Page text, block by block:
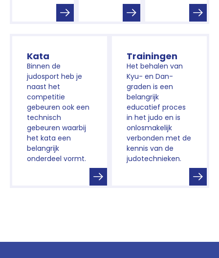
Kata
Binnen de
judosport heb je
naast het
competitie
gebeuren ook een
technisch
gebeuren waarbij
het kata een
belangrijk
onderdeel vormt.
Trainingen
Het behalen van
Kyu- en Dan-
graden is een
belangrijk
educatief proces
in het judo en is
onlosmakelijk
verbonden met de
kennis van de
judotechnieken.